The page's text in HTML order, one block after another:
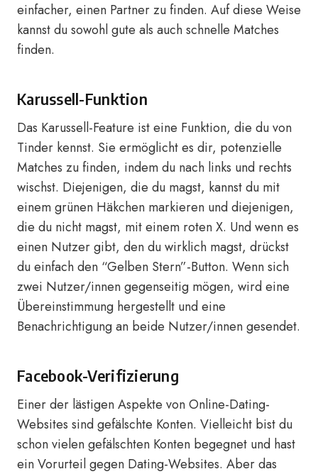
einfacher, einen Partner zu finden. Auf diese Weise
kannst du sowohl gute als auch schnelle Matches
finden.
Karussell-Funktion
Das Karussell-Feature ist eine Funktion, die du von
Tinder kennst. Sie ermöglicht es dir, potenzielle
Matches zu finden, indem du nach links und rechts
wischst. Diejenigen, die du magst, kannst du mit
einem grünen Häkchen markieren und diejenigen,
die du nicht magst, mit einem roten X. Und wenn es
einen Nutzer gibt, den du wirklich magst, drückst
du einfach den “Gelben Stern”-Button. Wenn sich
zwei Nutzer/innen gegenseitig mögen, wird eine
Übereinstimmung hergestellt und eine
Benachrichtigung an beide Nutzer/innen gesendet.
Facebook-Verifizierung
Einer der lästigen Aspekte von Online-Dating-
Websites sind gefälschte Konten. Vielleicht bist du
schon vielen gefälschten Konten begegnet und hast
ein Vorurteil gegen Dating-Websites. Aber das